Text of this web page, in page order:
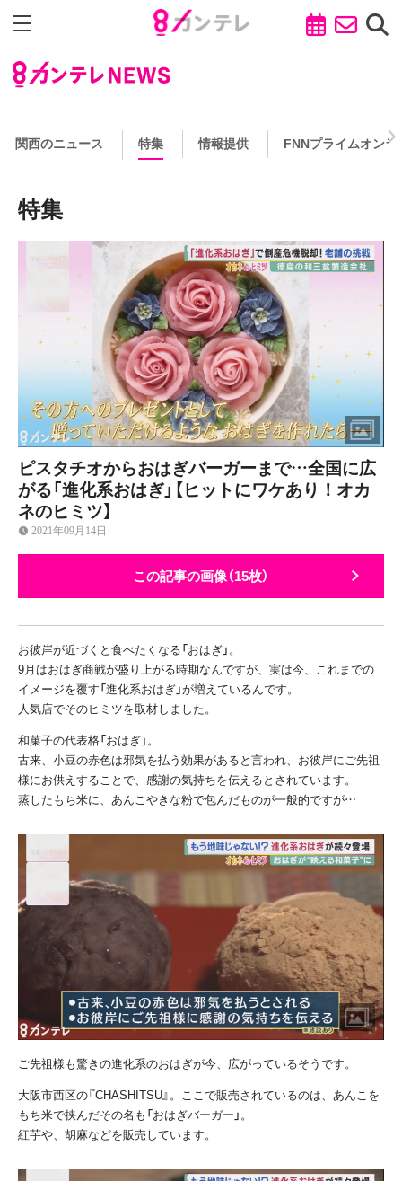
関西のニュース 特集 情報提供 FNNプライムオンラ
特集
ピスタチオからおはぎバーガーまで…全国に広
がる「進化系おはぎ」【ヒットにワケあり！オカ
ネのヒミツ】
2021年09月14日
この記事の画像（15枚）
お彼岸が近づくと食べたくなる「おはぎ」。
9月はおはぎ商戦が盛り上がる時期なんですが、実は今、これまでの
イメージを覆す「進化系おはぎ」が増えているんです。
人気店でそのヒミツを取材しました。
和菓子の代表格「おはぎ」。
古来、小豆の赤色は邪気を払う効果があると言われ、お彼岸にご先祖
様にお供えすることで、感謝の気持ちを伝えるとされています。
蒸したもち米に、あんこやきな粉で包んだものが一般的ですが…
ご先祖様も驚きの進化系のおはぎが今、広がっているそうです。
大阪市西区の『CHASHITSU』。ここで販売されているのは、あんこを
もち米で挟んだその名も「おはぎバーガー」。
紅芋や、胡麻などを販売しています。